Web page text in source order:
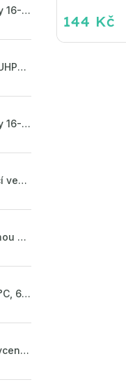
Ochranná hadice pro trubky 16-18mm - červená
Systémová izolační deska UHP51 (STIROTERMAL DUO 11)
Ochranná hadice pro trubky 16-18mm - modrá
Automatický odvzdušňovací ventil 1/2" se zpětnou klapkou mosazný
Kulový ventil 3/4" s přítlačnou maticí
Axiální teploměr 0 °C - 120 °C, 63 mm
Spony HS T pro strojní uchycení potrubí, svařené na vrchu do pasu
144 Kč